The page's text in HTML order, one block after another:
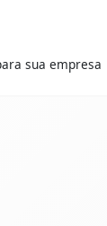
sua empresa